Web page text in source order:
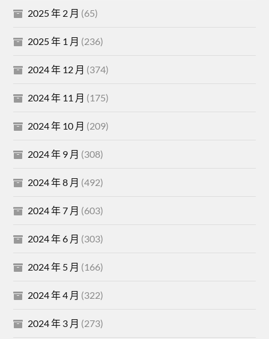
2025 年 2 月 (65)
2025 年 1 月 (236)
2024 年 12 月 (374)
2024 年 11 月 (175)
2024 年 10 月 (209)
2024 年 9 月 (308)
2024 年 8 月 (492)
2024 年 7 月 (603)
2024 年 6 月 (303)
2024 年 5 月 (166)
2024 年 4 月 (322)
2024 年 3 月 (273)